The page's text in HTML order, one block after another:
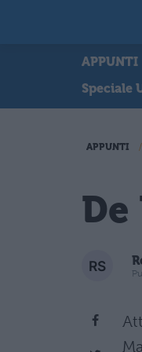
APPUNTI
Speciale
APPUNTI